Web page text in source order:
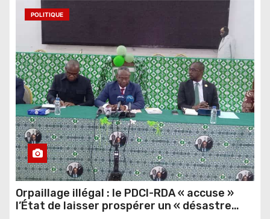
POLITIQUE
Orpaillage illégal : le PDCI-RDA « accuse »
l’État de laisser prospérer un « désastre